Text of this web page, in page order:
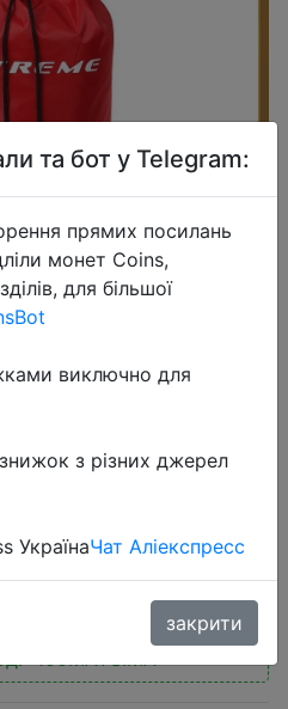
обуви с
руб.
"100MAYSIMA"
та бот у Telegram:
прямих посилань
монет Coins,
для більшої
виключно для
з різних джерел
УкраїнаЧат Аліекспресс
закрити